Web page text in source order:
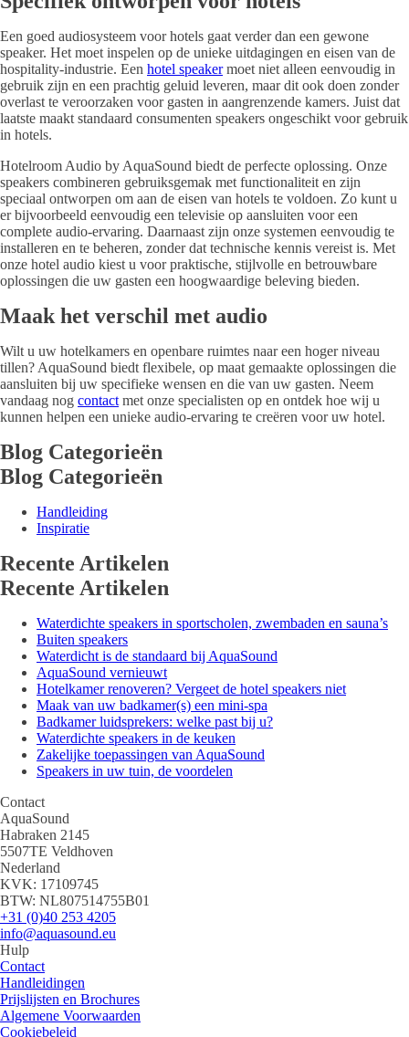
Een goed audiosysteem voor hotels gaat verder dan een gewone
speaker. Het moet inspelen op de unieke uitdagingen en eisen van de
hospitality-industrie. Een hotel speakermoet niet alleen eenvoudig in
gebruik zijn en een prachtig geluid leveren, maar dit ook doen zonder
overlast te veroorzaken voor gasten in aangrenzende kamers. Juist dat
laatste maakt standaard consumenten speakers ongeschikt voor gebruik
in hotels.
Hotelroom Audio by AquaSound biedt de perfecte oplossing. Onze
speakers combineren gebruiksgemak met functionaliteit en zijn
speciaal ontworpen om aan de eisen van hotels te voldoen. Zo kunt u
er bijvoorbeeld eenvoudig een televisie op aansluiten voor een
complete audio-ervaring. Daarnaast zijn onze systemen eenvoudig te
installeren en te beheren, zonder dat technische kennis vereist is. Met
onze hotel audio kiest u voor praktische, stijlvolle en betrouwbare
oplossingen die uw gasten een hoogwaardige beleving bieden.
Maak het verschil met audio
Wilt u uw hotelkamers en openbare ruimtes naar een hoger niveau
tillen? AquaSound biedt flexibele, op maat gemaakte oplossingen die
aansluiten bij uw specifieke wensen en die van uw gasten. Neem
vandaag nog contact met onze specialisten op en ontdek hoe wij u
kunnen helpen een unieke audio-ervaring te creëren voor uw hotel.
Blog Categorieën
Blog Categorieën
Handleiding
Inspiratie
Recente Artikelen
Recente Artikelen
Waterdichte speakers in sportscholen, zwembaden en sauna’s
Buiten speakers
Waterdicht is de standaard bij AquaSound
AquaSound vernieuwt
Hotelkamer renoveren? Vergeet de hotel speakers niet
Maak van uw badkamer(s) een mini-spa
Badkamer luidsprekers: welke past bij u?
Waterdichte speakers in de keuken
Zakelijke toepassingen van AquaSound
Speakers in uw tuin, de voordelen
Contact
AquaSound
Habraken 2145
5507TE Veldhoven
Nederland
KVK: 17109745
BTW: NL807514755B01
+31 (0)40 253 4205
info@aquasound.eu
Hulp
Contact
Handleidingen
Prijslijsten en Brochures
Algemene Voorwaarden
Cookiebeleid